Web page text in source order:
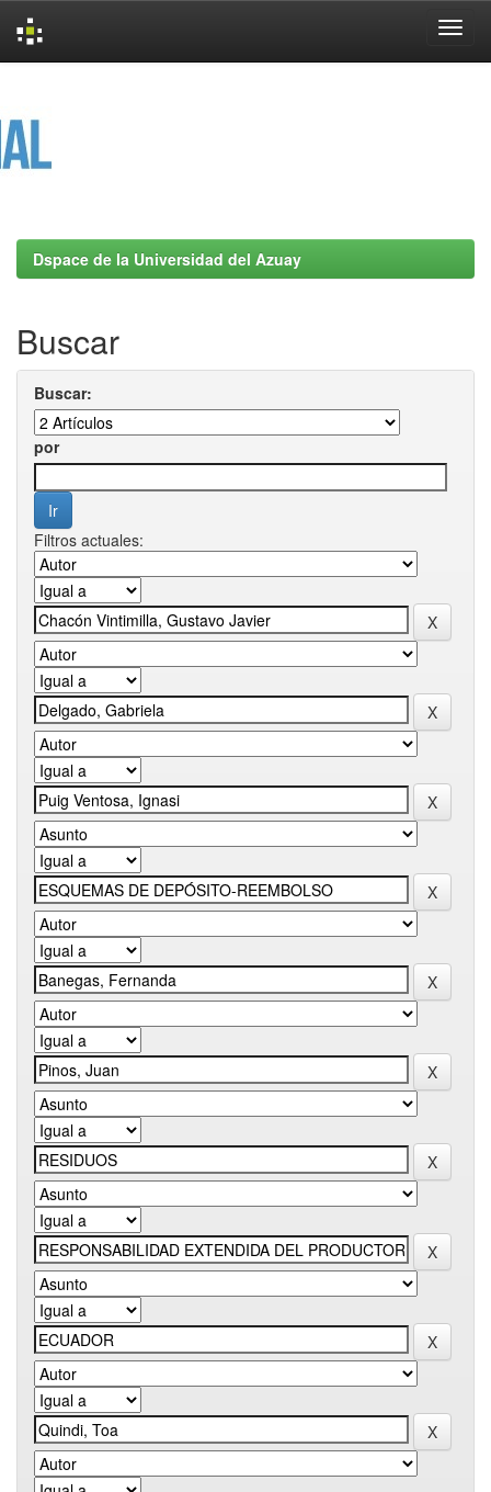
Dspace de la Universidad del Azuay
Buscar
Buscar:
por
Filtros actuales: